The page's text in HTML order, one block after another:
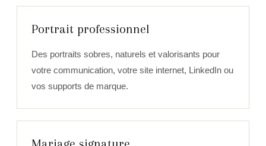
Portrait professionnel
Des portraits sobres, naturels et valorisants pour
votre communication, votre site internet, LinkedIn ou
vos supports de marque.